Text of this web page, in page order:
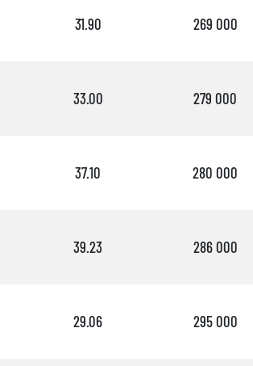
31.90 269 000
33.00 279 000
37.10 280 000
39.23 286 000
29.06 295 000